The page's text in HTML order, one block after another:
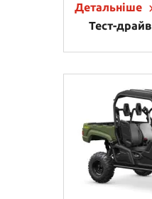
Детальніше
Тест-драйв